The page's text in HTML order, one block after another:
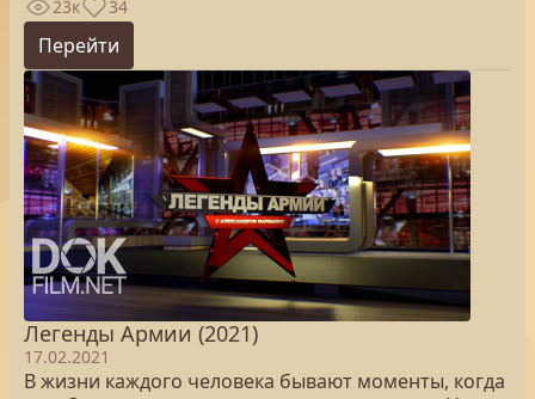
23к 34
Перейти
Легенды Армии (2021)
17.02.2021
В жизни каждого человека бывают моменты, когда